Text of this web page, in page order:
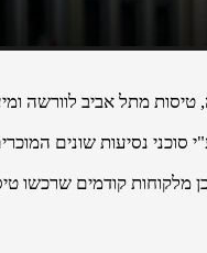
מתל אביב לוורשה
נסיעות שונים
מלקוחות קודמים שרכשו